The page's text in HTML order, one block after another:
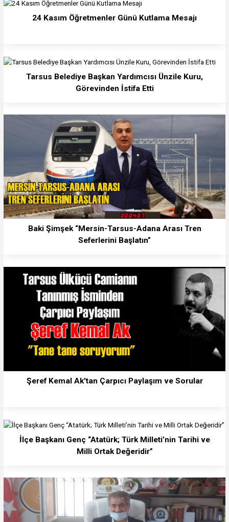
24 Kasım Öğretmenler Günü Kutlama Mesajı
Tarsus Belediye Başkan Yardımcısı Ünzile Kuru,
Görevinden İstifa Etti
Baki Şimşek “Mersin-Tarsus-Adana Arası Tren
Seferlerini Başlatın”
Şeref Kemal Ak'tan Çarpıcı Paylaşım ve Sorular
İlçe Başkanı Genç “Atatürk; Türk Milleti’nin Tarihi ve
Milli Ortak Değeridir”